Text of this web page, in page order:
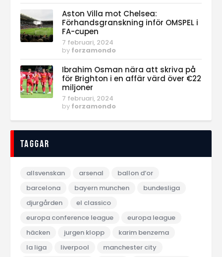
Aston Villa mot Chelsea:
Förhandsgranskning inför OMSPEL i
FA-cupen
7 februari, 2024
by forzamondo
Ibrahim Osman nära att skriva på
för Brighton i en affär värd över €22
miljoner
7 februari, 2024
by forzamondo
Taggar
allsvenskan arsenal
ballon d‘or
barcelona
bayern munchen
bundesliga
djurgården
el classico
europa conference league
europa league
häcken
jurgen klopp
karim benzema
la liga
liverpool
manchester city